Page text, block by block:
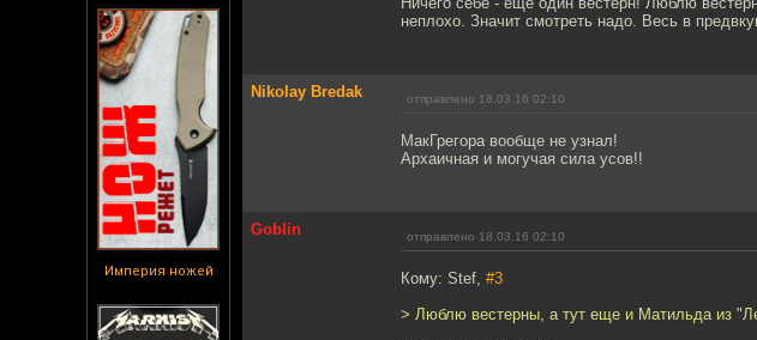
Империя ножей
неплохо. Значит смотреть надо. Весь в
Nikolay Bredak отправлено 18.03.16 02:10
МакГрегора вообще не узнал!
Архаичная и могучая сила усов!!
Goblin отправлено 18.03.16 02:10
Кому: Stef, #3
> Люблю вестерны, а тут еще и Матильда из